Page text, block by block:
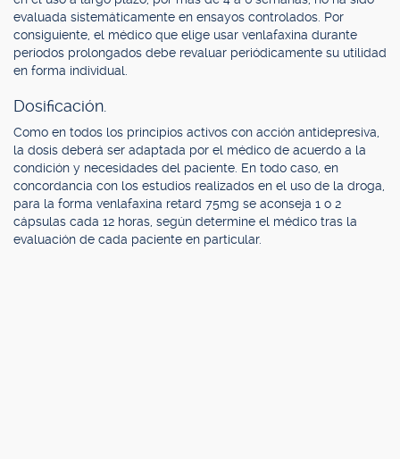
evaluada sistemáticamente en ensayos controlados. Por
consiguiente, el médico que elige usar venlafaxina durante
períodos prolongados debe revaluar periódicamente su utilidad
en forma individual.
Dosificación.
Como en todos los principios activos con acción antidepresiva,
la dosis deberá ser adaptada por el médico de acuerdo a la
condición y necesidades del paciente. En todo caso, en
concordancia con los estudios realizados en el uso de la droga,
para la forma venlafaxina retard 75mg se aconseja 1 o 2
cápsulas cada 12 horas, según determine el médico tras la
evaluación de cada paciente en particular.